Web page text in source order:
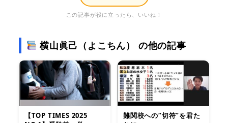
この記事が役に立ったら、いいね！
横山眞己（よこちん） の他の記事
【TOP TIMES 2025
難関校への“切符”を君た